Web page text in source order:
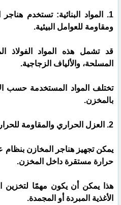
1. المواد البنائية: تستخدم
ومقاومة للعوامل البيئية.
قد تشمل هذه المواد الفولاذ
المسلحة، والألياف الزجاجية.
تختلف المواد المستخدمة حسب
بالمخزن.
2. العزل الحراري والمقاومة للحرارة: في بعض الحالات.
يمكن تجهيز هناجر المخازن
حرارة مستقرة داخل المخزن.
هذا يمكن أن يكون مهمًا لتخزين
الأغذية المبردة أو المجمدة.